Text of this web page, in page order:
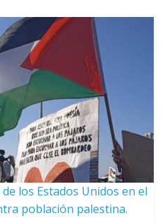
los Estados Unidos en el
población palestina.